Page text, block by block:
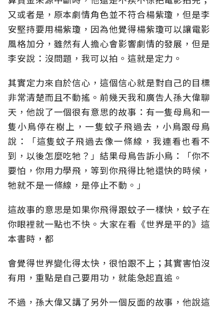
又或者是，原本劇情角色並不符合楊紫瓊，但是李
安堅持要用楊紫瓊，因為他覺得楊紫瓊可以讓電影
風格加分，雖然有人擔心會影響劇情的發展，但是
李安說：沒問題，我可以拍。這就是定力。
其實定力來自於信心，這個信心就是對自己的目標
非常清楚而且不動搖。前幾天我和廣告人孫大偉聊
天，他說了一個很有意思的故事：有一隻母鳥和一
隻小鳥停在樹上，一隻蚊子飛過去，小鳥跟母鳥
說：「這隻蚊子飛過去像一條線，我連看也看不
到，以後怎麼吃牠？」結果母鳥告訴小鳥：「你不
要怕，你用力學飛，等到你飛得比牠還快的時候，
牠就不是一條線，是停止不動。」
這故事的意思是如果你飛得跟蚊子一樣快，蚊子在
你眼裡就一點也不快。大家在看《世界是平的》這
本書時，都
會覺得世界變化得太快，很怕跟不上；其實害怕沒
有用，重點是自己要用功，就能急起直追。
不過，孫大偉又講了另外一個反面的故事，他說這